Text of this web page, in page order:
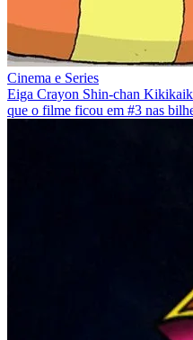
Cinema e Series
Eiga Crayon Shin-chan
que o filme ficou em #3 nas